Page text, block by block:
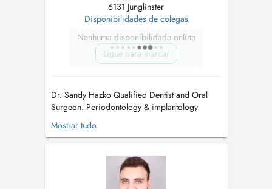
6131 Junglinster
Disponibilidades de colegas
Nenhuma disponibilidade online
Ligue para marcar
Dr. Sandy Hazko Qualified Dentist and Oral
Surgeon. Periodontology & implantology
Completed dental studies at Hannover Medical
School (Medizinische Hochschule Hannover),
dentist in a private practice in Hildesheim,
Germany, from 2020 to 2022. Com...
Mostrar tudo